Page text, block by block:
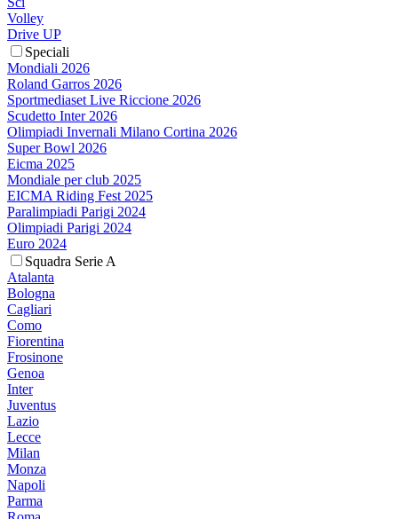
Volley
Drive UP
Speciali
Mondiali 2026
Roland Garros 2026
Sportmediaset Live Riccione 2026
Scudetto Inter 2026
Olimpiadi Invernali Milano Cortina 2026
Super Bowl 2026
Eicma 2025
Mondiale per club 2025
EICMA Riding Fest 2025
Paralimpiadi Parigi 2024
Olimpiadi Parigi 2024
Euro 2024
Squadra Serie A
Atalanta
Bologna
Cagliari
Como
Fiorentina
Frosinone
Genoa
Inter
Juventus
Lazio
Lecce
Milan
Monza
Napoli
Parma